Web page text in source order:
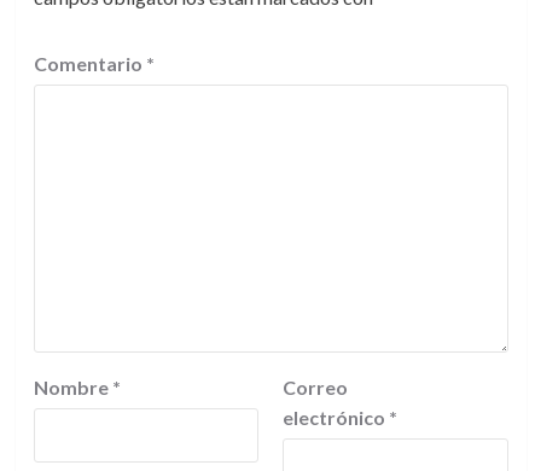
Comentario *
Nombre *
Correo
electrónico *